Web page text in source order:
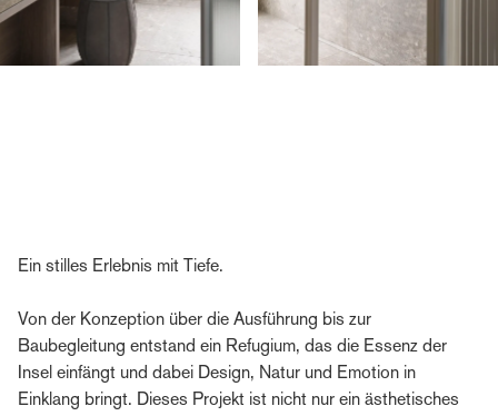
Ein stilles Erlebnis mit Tiefe.
Von der Konzeption über die Ausführung bis zur
Baubegleitung entstand ein Refugium, das die Essenz der
Insel einfängt und dabei Design, Natur und Emotion in
Einklang bringt. Dieses Projekt ist nicht nur ein ästhetisches